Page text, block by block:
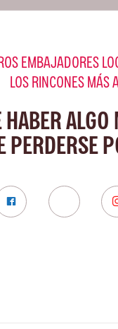
EMBAJADORES
LOS RINCONES MÁS
HABER
PERDERSE